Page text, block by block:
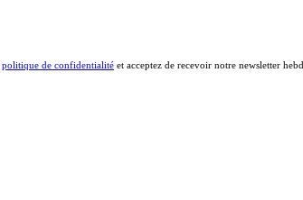
politique de confidentialité et acceptez de recevoir notre newsletter